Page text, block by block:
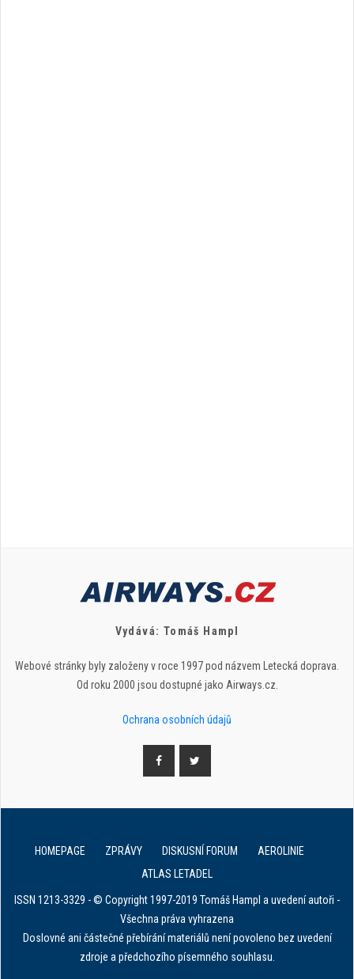
Vydává: Tomáš Hampl
Webové stránky byly založeny v roce 1997 pod názvem Letecká doprava.
Od roku 2000 jsou dostupné jako Airways.cz.
Ochrana osobních údajů
HOMEPAGE ZPRÁVY DISKUSNÍ FORUM
AEROLINIE
ATLAS LETADEL
ISSN 1213-3329 - © Copyright 1997-2019 Tomáš Hampl a uvedení autoři -
Všechna práva vyhrazena
Doslovné ani částečné přebírání materiálů není povoleno bez uvedení
zdroje a předchozího písemného souhlasu.